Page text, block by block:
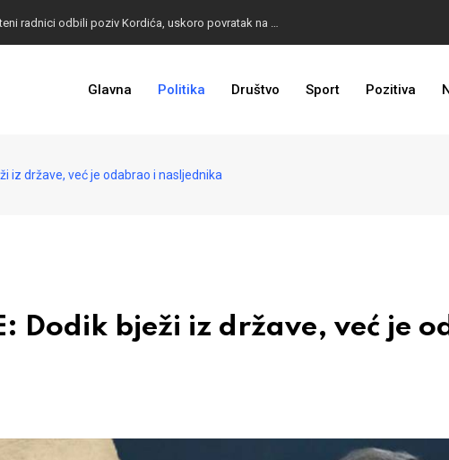
Glavna Politika Društvo Sport Pozitiva
iz države, već je odabrao i nasljednika
Dodik bježi iz države, već je